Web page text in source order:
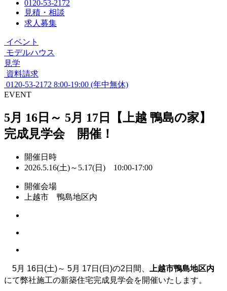
0120-53-2172
見積・相談
求人募集
イベント
モデルハウス
見学
資料請求
0120-53-2172 8:00-19:00 (年中無休)
EVENT
5月 16日～ 5月 17日【上越 鴨島の家】
完成見学会 開催！
開催日時
2026.5.16(土)～5.17(日) 10:00-17:00
開催会場
上越市 鴨島地区内
5月 16日(土)～ 5月 17日(日)の2日間、
上越市鴨島地区内
にて弊社施工の新築住宅完成見学会を開催いたします。